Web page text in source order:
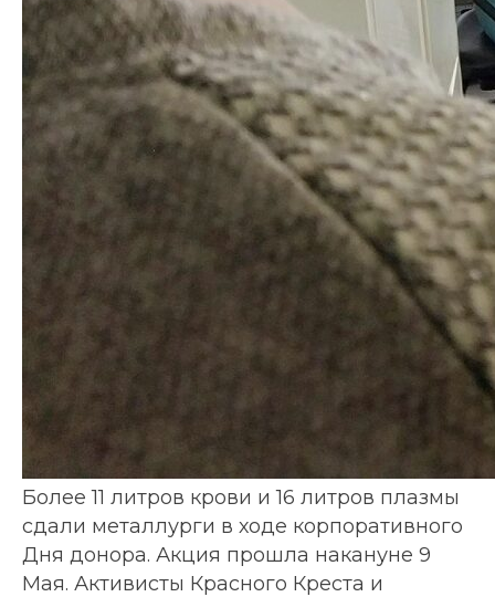
Более 11 литров крови и 16 литров плазмы
сдали металлурги в ходе корпоративного
Дня донора. Акция прошла накануне 9
Мая. Активисты Красного Креста и